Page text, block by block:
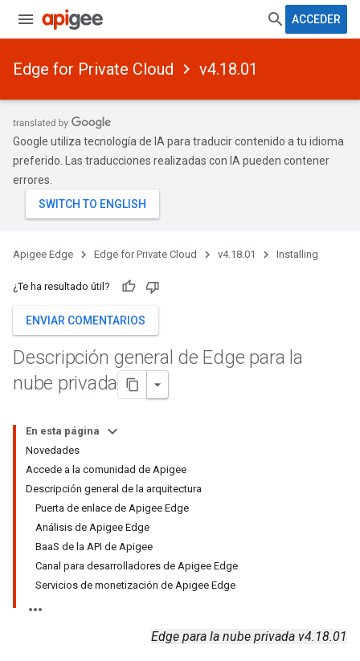
ACCEDER
Edge for Private Cloud v4.18.01
Google utiliza tecnología de IA para traducir contenido a tu idioma
preferido. Las traducciones realizadas con IA pueden contener
errores.
Apigee Edge Edge for Private Cloud v4.18.01 Installing
¿Te ha resultado útil?
ENVIAR COMENTARIOS
Descripción general de Edge para la
nube privada
En esta página
Novedades
Accede a la comunidad de Apigee
Descripción general de la arquitectura
Puerta de enlace de Apigee Edge
Análisis de Apigee Edge
BaaS de la API de Apigee
Canal para desarrolladores de Apigee Edge
Servicios de monetización de Apigee Edge
Edge para la nube privada v4.18.01